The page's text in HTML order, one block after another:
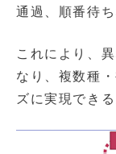
通過、順番待
これにより、
なり、複数種
ズに実現できる